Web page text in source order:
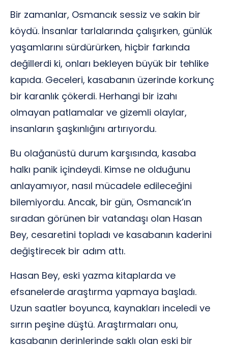
Bir zamanlar, Osmancık sessiz ve sakin bir
köydü. İnsanlar tarlalarında çalışırken, günlük
yaşamlarını sürdürürken, hiçbir farkında
değillerdi ki, onları bekleyen büyük bir tehlike
kapıda. Geceleri, kasabanın üzerinde korkunç
bir karanlık çökerdi. Herhangi bir izahı
olmayan patlamalar ve gizemli olaylar,
insanların şaşkınlığını artırıyordu.
Bu olağanüstü durum karşısında, kasaba
halkı panik içindeydi. Kimse ne olduğunu
anlayamıyor, nasıl mücadele edileceğini
bilemiyordu. Ancak, bir gün, Osmancık’ın
sıradan görünen bir vatandaşı olan Hasan
Bey, cesaretini topladı ve kasabanın kaderini
değiştirecek bir adım attı.
Hasan Bey, eski yazma kitaplarda ve
efsanelerde araştırma yapmaya başladı.
Uzun saatler boyunca, kaynakları inceledi ve
sırrın peşine düştü. Araştırmaları onu,
kasabanın derinlerinde saklı olan eski bir